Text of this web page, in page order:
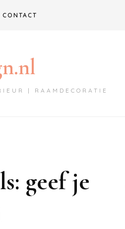
CONTACT
| RAAMDECORATIE
geef je